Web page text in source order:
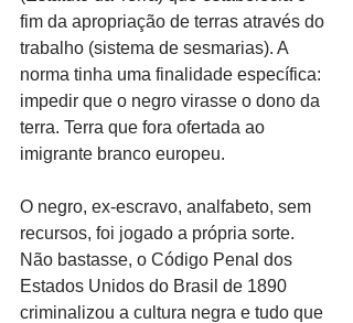
fim da apropriação de terras através do
trabalho (sistema de sesmarias). A
norma tinha uma finalidade específica:
impedir que o negro virasse o dono da
terra. Terra que fora ofertada ao
imigrante branco europeu.
O negro, ex-escravo, analfabeto, sem
recursos, foi jogado a própria sorte.
Não bastasse, o Código Penal dos
Estados Unidos do Brasil de 1890
criminalizou a cultura negra e tudo que